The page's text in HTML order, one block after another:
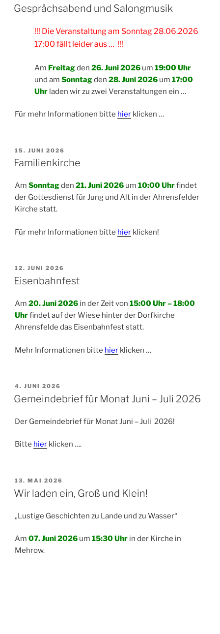
AM
Gesprächsabend und Salongmusik
!!! Die Veranstaltung am Sonntag 28.06.2026
17:00 fällt leider aus … !!!
Am Freitagden 26. Juni 2026 um 19:00 Uhr
und am Sonntagden 28. Juni 2026 um 17:00
Uhr laden wir zu zwei Veranstaltungen ein …
Für mehr Informationen bitte hier klicken …
VERÖFFENTLICHT
AM
15. JUNI 2026
Familienkirche
Am Sonntagden 21. Juni 2026 um 10:00 Uhrfindet
der Gottesdienst für Jung und Alt in der Ahrensfelder
Kirche statt.
Für mehr Informationen bitte hier klicken!
VERÖFFENTLICHT
AM
12. JUNI 2026
Eisenbahnfest
Am 20. Juni 2026 in der Zeit von 15:00 Uhr – 18:00
Uhrfindet auf der Wiese hinter der Dorfkirche
Ahrensfelde das Eisenbahnfest statt.
Mehr Informationen bitte hier klicken …
VERÖFFENTLICHT
AM
4. JUNI 2026
Gemeindebrief für Monat Juni – Juli 2026
Der Gemeindebrief für Monat Juni – Juli 2026!
Bitte hier klicken ….
VERÖFFENTLICHT
AM
13. MAI 2026
Wir laden ein, Groß und Klein!
„Lustige Geschichten zu Lande und zu Wasser“
Am 07. Juni 2026 um 15:30 Uhr in der Kirche in
Mehrow.